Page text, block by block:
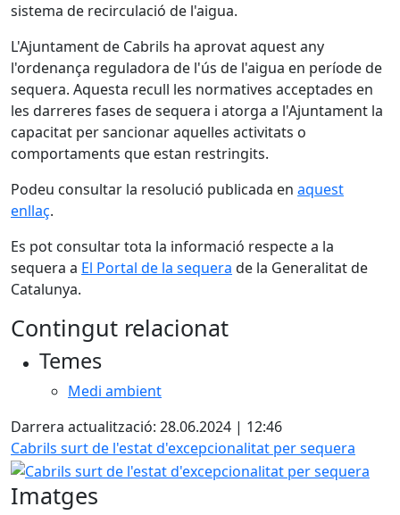
sistema de recirculació de l'aigua.
L'Ajuntament de Cabrils ha aprovat aquest any
l'ordenança reguladora de l'ús de l'aigua en període de
sequera. Aquesta recull les normatives acceptades en
les darreres fases de sequera i atorga a l'Ajuntament la
capacitat per sancionar aquelles activitats o
comportaments que estan restringits.
Podeu consultar la resolució publicada en aquest
enllaç.
Es pot consultar tota la informació respecte a la
sequera a El Portal de la sequera de la Generalitat de
Catalunya.
Contingut relacionat
Temes
Medi ambient
Darrera actualització: 28.06.2024 | 12:46
Cabrils surt de l'estat d'excepcionalitat per sequera
Imatges